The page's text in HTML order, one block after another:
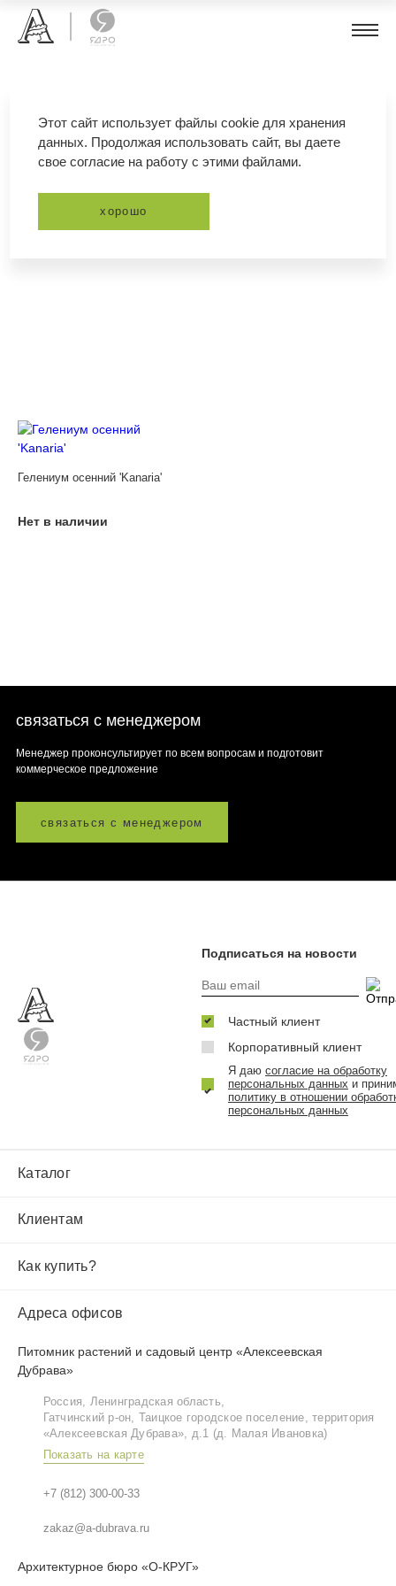
гелениум
Гелениум осенний 'Kanaria'
Нет в наличии
связаться с менеджером
Менеджер проконсультирует по всем вопросам и подготовит
коммерческое предложение
связаться с менеджером
Каталог
Клиентам
Как купить?
Адреса офисов
Питомник растений и садовый центр «Алексеевская
Дубрава»
Россия, Ленинградская область,
Гатчинский р‑он, Таицкое городское поселение, территория
«Алексеевская Дубрава», д.1 (д. Малая Ивановка)
Показать на карте
+7 (812) 300-00-33
zakaz@a-dubrava.ru
Архитектурное бюро «О-КРУГ»
Подписаться на новости
Частный клиент
Корпоративный клиент
Я даю согласие на обработку
персональных данных и
политику в отношении
персональных данных
Этот сайт использует файлы cookie для хранения
данных. Продолжая использовать сайт, вы даете
свое согласие на работу с этими файлами.
хорошо